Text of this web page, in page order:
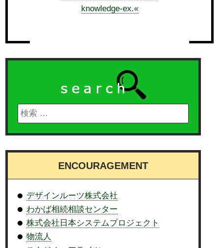
knowledge-ex.«
ENCOURAGEMENT
デザインルーツ株式会社
わかば相続相談センター
株式会社日本システムプロジェクト
物流人